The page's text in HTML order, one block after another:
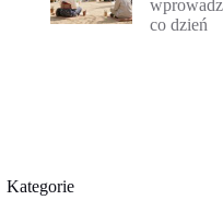
co dzień
Kategorie